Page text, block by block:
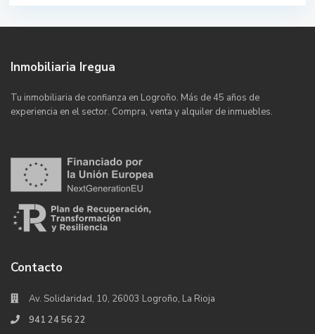
Inmobiliaria Iregua
Tu inmobiliaria de confianza en Logroño. Más de 45 años de
experiencia en el sector. Compra, venta y alquiler de inmuebles.
Contacto
Av. Solidaridad, 10, 26003 Logroño, La Rioja
941 24 56 22